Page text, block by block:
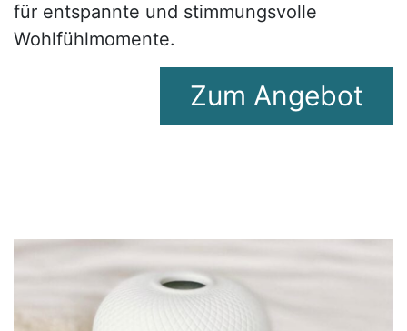
für entspannte und stimmungsvolle
Wohlfühlmomente.
Zum A​​​​ngebot